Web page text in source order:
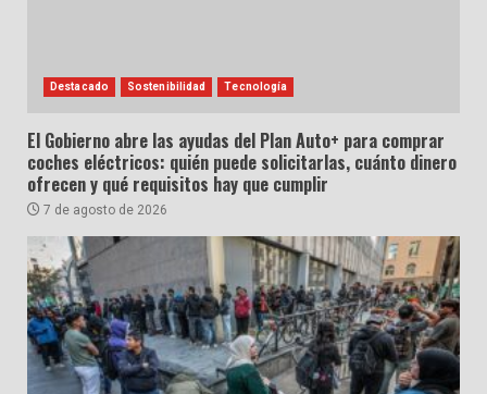
Destacado Sostenibilidad Tecnología
El Gobierno abre las ayudas del Plan Auto+ para comprar
coches eléctricos: quién puede solicitarlas, cuánto dinero
ofrecen y qué requisitos hay que cumplir
7 de agosto de 2026